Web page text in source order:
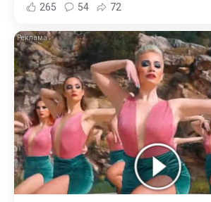
265 54 72